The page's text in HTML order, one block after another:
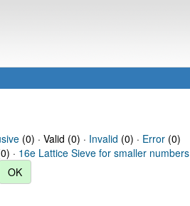
(0) · Valid (0) · Invalid (0) · Error(0)
· 16e Lattice Sieve for smaller numbers